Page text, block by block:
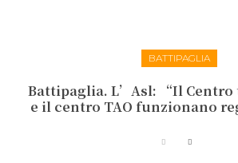
BATTIPAGLIA
Battipaglia. L’Asl: “Il Centro
e il centro TAO funzionano